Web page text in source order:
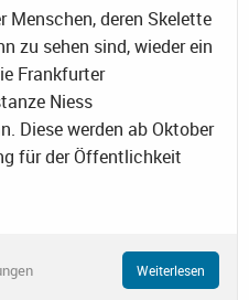
Menschen, deren Skelette
zu sehen sind, wieder ein
Frankfurter
Niess
Diese werden ab Oktober
für der Öffentlichkeit
Weiterlesen